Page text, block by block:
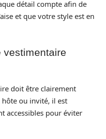
détail compte afin de
et que votre style est en
vestimentaire
doit être clairement
ou invité, il est
accessibles pour éviter